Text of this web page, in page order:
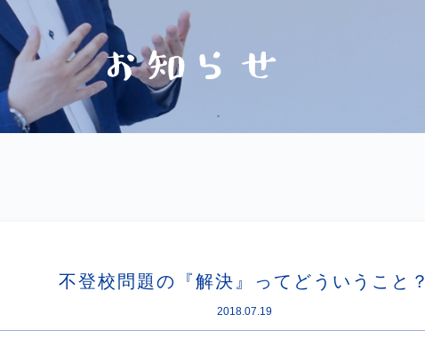
不登校問題の『解決』ってどういうこと？
2018.07.19